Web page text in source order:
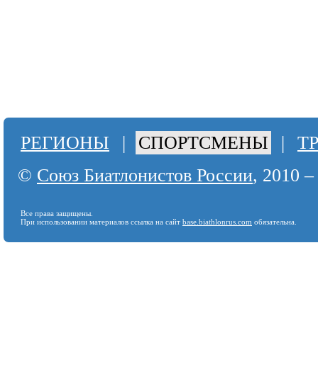
РЕГИОНЫ | СПОРТСМЕНЫ |
© Союз Биатлонистов России, 2010
Все права защищены.
При использовании материалов ссылка на сайт base.biathlonrus.com обязательна.